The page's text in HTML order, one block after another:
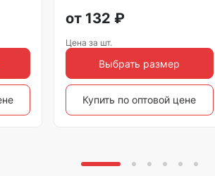
от 132 ₽
Цена за шт.
Выбрать размер
Купить по оптовой цене